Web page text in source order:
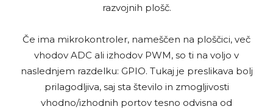
razvojnih plošč.
Če ima mikrokontroler, nameščen na ploščici, več
vhodov ADC ali izhodov PWM, so ti na voljo v
naslednjem razdelku: GPIO. Tukaj je preslikava bolj
prilagodljiva, saj sta število in zmogljivosti
vhodno/izhodnih portov tesno odvisna od